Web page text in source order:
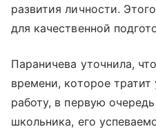
развития личности.
для качественной
Параничева уточнила,
времени, которое
работу, в первую
школьника, его